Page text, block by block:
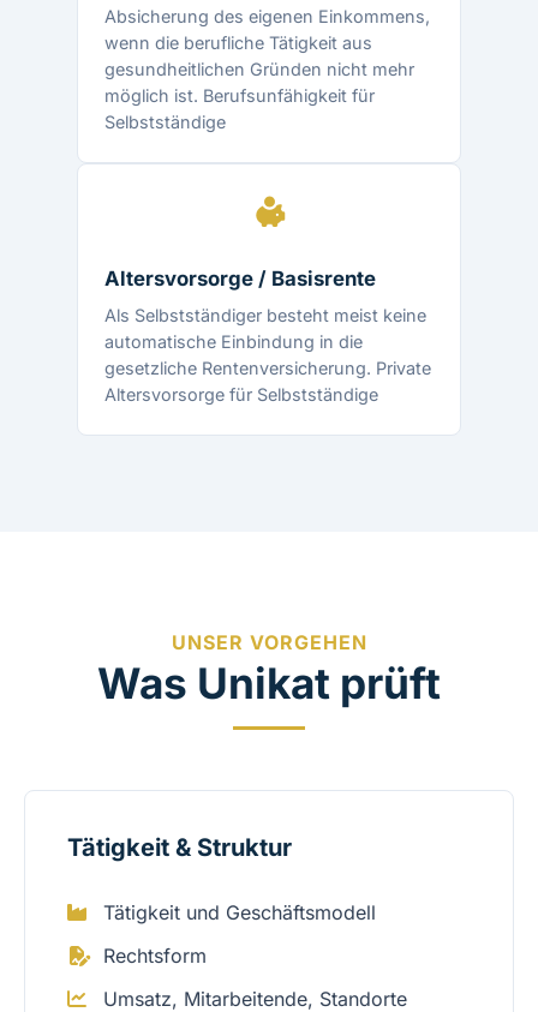
Absicherung des eigenen Einkommens,
wenn die berufliche Tätigkeit aus
gesundheitlichen Gründen nicht mehr
möglich ist. Berufsunfähigkeit für
Selbstständige
Altersvorsorge / Basisrente
Als Selbstständiger besteht meist keine
automatische Einbindung in die
gesetzliche Rentenversicherung. Private
Altersvorsorge für Selbstständige
UNSER VORGEHEN
Was Unikat prüft
Tätigkeit & Struktur
Tätigkeit und Geschäftsmodell
Rechtsform
Umsatz, Mitarbeitende, Standorte